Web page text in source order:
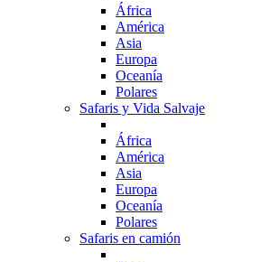
África
América
Asia
Europa
Oceanía
Polares
Safaris y Vida Salvaje
África
América
Asia
Europa
Oceanía
Polares
Safaris en camión